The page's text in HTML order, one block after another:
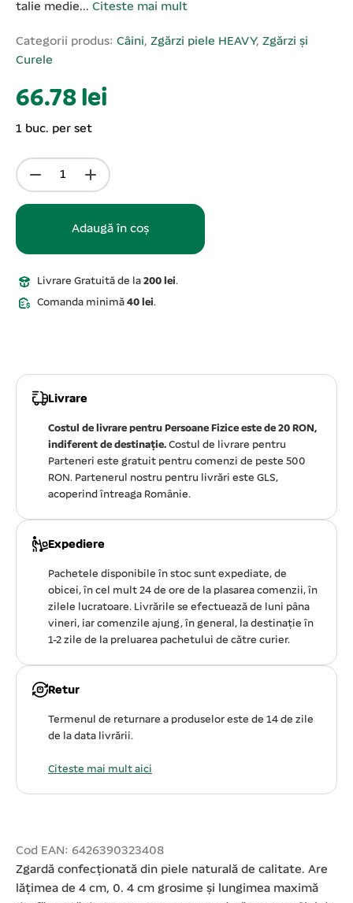
talie medie... Citeste mai mult
Categorii produs: Câini, Zgărzi piele HEAVY, Zgărzi și
Curele
66.78 lei
1 buc. per set
Adaugă în coș
Livrare Gratuită de la 200 lei.
Comanda minimă 40 lei.
Livrare
Costul de livrare pentru Persoane Fizice este de 20 RON,
indiferent de destinație. Costul de livrare pentru
Parteneri este gratuit pentru comenzi de peste 500
RON. Partenerul nostru pentru livrări este GLS,
acoperind întreaga Românie.
Expediere
Pachetele disponibile în stoc sunt expediate, de
obicei, în cel mult 24 de ore de la plasarea comenzii, în
zilele lucratoare. Livrările se efectuează de luni pâna
vineri, iar comenzile ajung, în general, la destinație în
1-2 zile de la preluarea pachetului de către curier.
Retur
Termenul de returnare a produselor este de 14 de zile
de la data livrării.
Citeste mai mult aici
Cod EAN: 6426390323408
Zgardă confecționată din piele naturală de calitate. Are
lățimea de 4 cm, 0. 4 cm grosime și lungimea maximă